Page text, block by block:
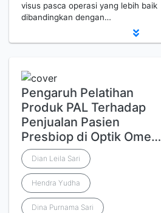
visus pasca operasi yang lebih baik
dibandingkan dengan…
Pengaruh Pelatihan
Produk PAL Terhadap
Penjualan Pasien
Presbiop di Optik Ome…
Dian Leila Sari
Hendra Yudha
Dina Purnama Sari